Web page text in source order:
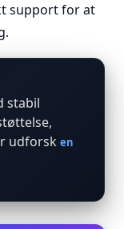
support for at
stabil
udforsk en